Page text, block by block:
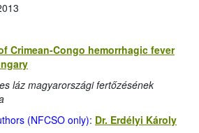
Crimean-Congo hemorrhagic fever
láz magyarországi fertőzésének
(NFCSO only): Dr. Erdélyi Károly